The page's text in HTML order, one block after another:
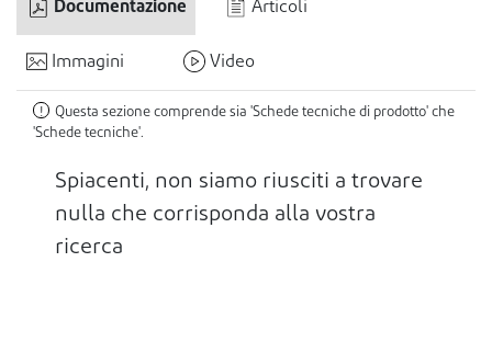
Documentazione Articoli
Immagini Video
!
Questa sezione comprende sia 'Schede tecniche di prodotto' che
'Schede tecniche'.
Spiacenti, non siamo riusciti a trovare
nulla che corrisponda alla vostra
ricerca